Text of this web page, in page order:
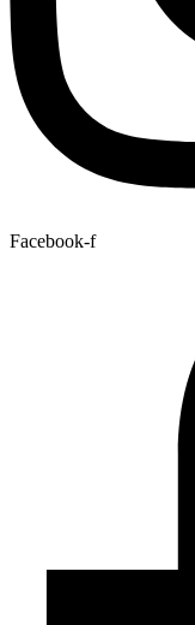
Facebook-f